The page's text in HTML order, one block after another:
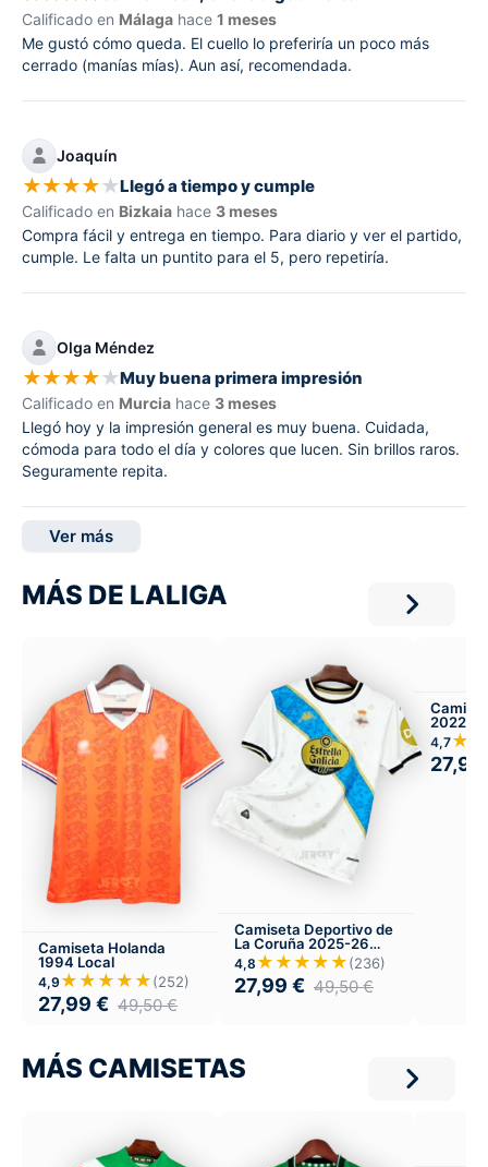
Calificado en Málaga hace 1 meses
Me gustó cómo queda. El cuello lo preferiría un poco más
cerrado (manías mías). Aun así, recomendada.
Joaquín
★★★★★Llegó a tiempo y cumple
Calificado en Bizkaia hace 3 meses
Compra fácil y entrega en tiempo. Para diario y ver el partido,
cumple. Le falta un puntito para el 5, pero repetiría.
Olga Méndez
★★★★★Muy buena primera impresión
Calificado en Murcia hace 3 meses
Llegó hoy y la impresión general es muy buena. Cuidada,
cómoda para todo el día y colores que lucen. Sin brillos raros.
Seguramente repita.
Ver más
MÁS DE LALIGA
Camiseta Holanda
1994 Local
4,9 ★★★★★(252)
27,99 € 49,50€
Camiseta Deportivo de
La Coruña 2025-26
Tercera
4,8 ★★★★★(236)
27,99 € 49,50€
2022
4,7
27,99
MÁS CAMISETAS